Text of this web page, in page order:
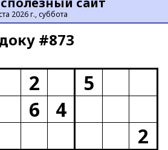
2026 г., суббота
#873
2
5
6
4
2